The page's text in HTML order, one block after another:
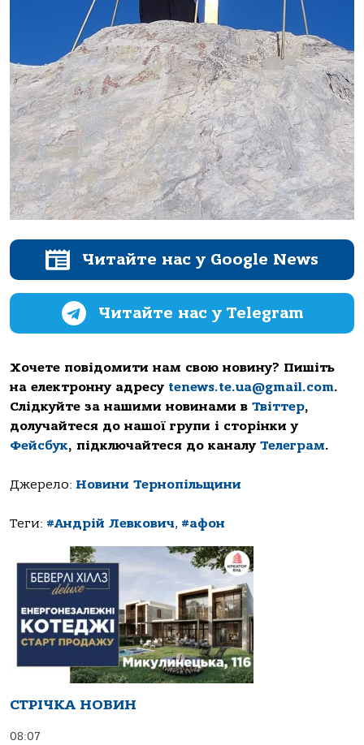
Читайте нас у Google News
Читайте нас у Telegram
Хочете повідомити нам свою новину? Пишіть
на електронну адресу tenews.te.ua@gmail.com.
Слідкуйте за нашими новинами в Твіттер,
долучайтеся до нашої групи і сторінки у
Фейсбук, підключайтеся до каналу Телеграм.
Джерело: Новини Тернопільщини
Теги: #Андрій Левкович, #афон
СТРІЧКА НОВИН
08:07